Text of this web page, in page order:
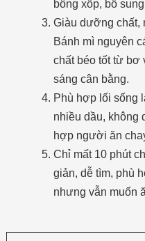
bông xốp, bổ
Giàu dưỡng chất,
Bánh mì nguyên
chất béo tốt từ bơ
sáng cân bằng.
Phù hợp lối sống
nhiều dầu, không
hợp người ăn
Chỉ mất 10 phút
giản, dễ tìm, phù
nhưng vẫn muốn